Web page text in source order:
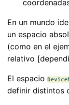
En un mundo
un espacio
(como en el
relativo
El espacio
definir distintos